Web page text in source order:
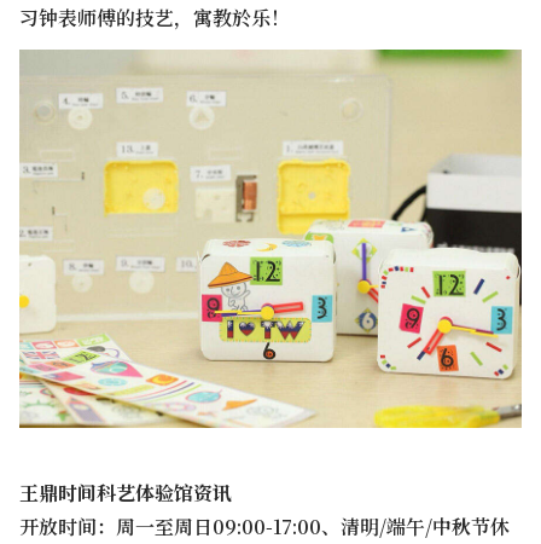
习钟表师傅的技艺，寓教於乐！
王鼎时间科艺体验馆资讯
开放时间：周一至周日09:00-17:00、清明/端午/中秋节休